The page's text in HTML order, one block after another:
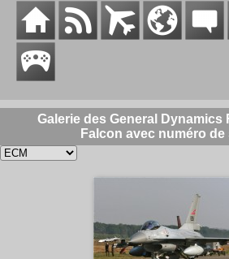
Galerie des General Dynamics
Falcon avec numéro de